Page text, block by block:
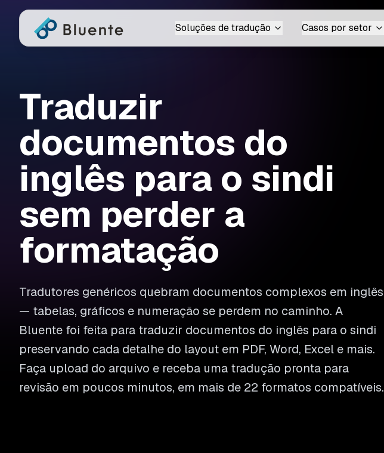
Soluções de tradução Casos por setor
Traduzir
documentos do
inglês para o sindi
sem perder a
formatação
Tradutores genéricos quebram documentos complexos em inglês
— tabelas, gráficos e numeração se perdem no caminho. A
Bluente foi feita para traduzir documentos do inglês para o sindi
preservando cada detalhe do layout em PDF, Word, Excel e mais.
Faça upload do arquivo e receba uma tradução pronta para
revisão em poucos minutos, em mais de 22 formatos compatíveis.